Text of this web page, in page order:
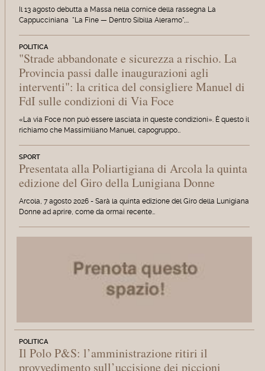
Il 13 agosto debutta a Massa nella cornice della rassegna La
Cappucciniana "La Fine — Dentro Sibilla Aleramo",…
POLITICA
"Strade abbandonate e sicurezza a rischio. La
Provincia passi dalle inaugurazioni agli
interventi": la critica del consigliere Manuel di
FdI sulle condizioni di Via Foce
«La via Foce non può essere lasciata in queste condizioni». È questo il
richiamo che Massimiliano Manuel, capogruppo…
SPORT
Presentata alla Poliartigiana di Arcola la quinta
edizione del Giro della Lunigiana Donne
Arcola, 7 agosto 2026 - Sarà la quinta edizione del Giro della Lunigiana
Donne ad aprire, come da ormai recente…
POLITICA
Il Polo P&S: l’amministrazione ritiri il
provvedimento sull’uccisione dei piccioni